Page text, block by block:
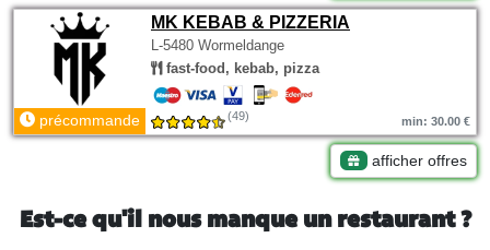
MK KEBAB & PIZZERIA
L-5480 Wormeldange
fast-food, kebab, pizza
précommande (49) min: 30.00 €
afficher offres
Est-ce qu'il nous manque un restaurant ?